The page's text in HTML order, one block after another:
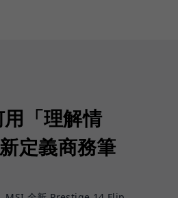
「理解情
定義商務筆